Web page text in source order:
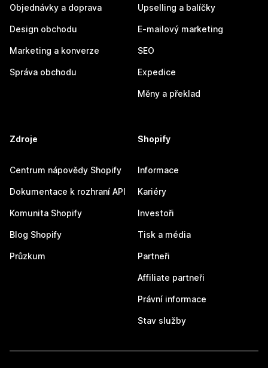
Objednávky a doprava
Design obchodu
Marketing a konverze
Správa obchodu
Upselling a balíčky
E-mailový marketing
SEO
Expedice
Měny a překlad
Zdroje
Centrum nápovědy Shopify
Dokumentace k rozhraní API
Komunita Shopify
Blog Shopify
Průzkum
Shopify
Informace
Kariéry
Investoři
Tisk a média
Partneři
Affiliate partneři
Právní informace
Stav služby